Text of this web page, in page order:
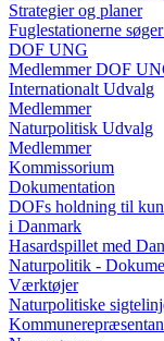
Strategier og planer
Fuglestationerne
DOF UNG
Medlemmer DOF
Internationalt Udvalg
Medlemmer
Naturpolitisk Udvalg
Medlemmer
Kommissorium
Dokumentation
DOFs holdning til
i Danmark
Hasardspillet med
Naturpolitik -
Værktøjer
Naturpolitiske